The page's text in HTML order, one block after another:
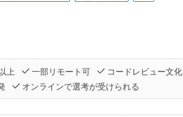
上 一部リモート可
コードレビュー文化
オンラインで選考が受けられる